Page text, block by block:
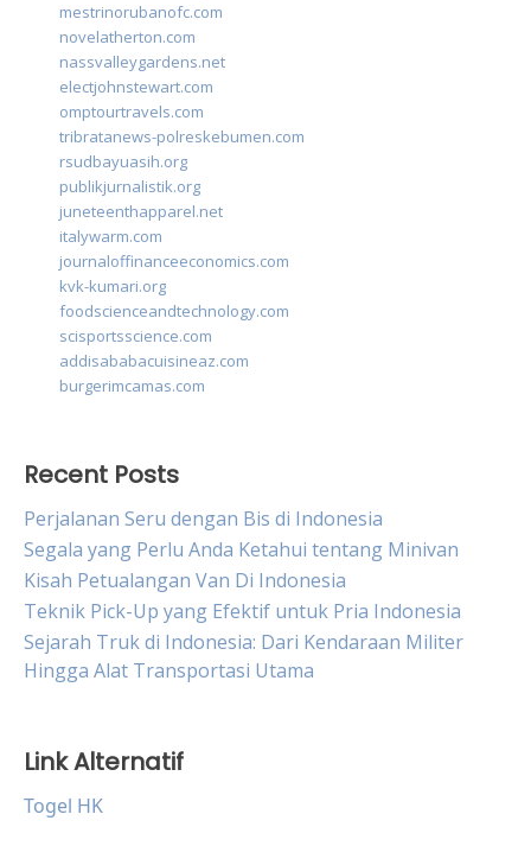
mestrinorubanofc.com
novelatherton.com
nassvalleygardens.net
electjohnstewart.com
omptourtravels.com
tribratanews-polreskebumen.com
rsudbayuasih.org
publikjurnalistik.org
juneteenthapparel.net
italywarm.com
journaloffinanceeconomics.com
kvk-kumari.org
foodscienceandtechnology.com
scisportsscience.com
addisababacuisineaz.com
burgerimcamas.com
Recent Posts
Perjalanan Seru dengan Bis di Indonesia
Segala yang Perlu Anda Ketahui tentang Minivan
Kisah Petualangan Van Di Indonesia
Teknik Pick-Up yang Efektif untuk Pria Indonesia
Sejarah Truk di Indonesia: Dari Kendaraan Militer
Hingga Alat Transportasi Utama
Link Alternatif
Togel HK